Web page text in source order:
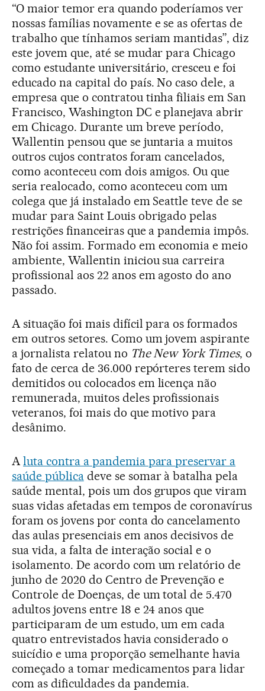
“O maior temor era quando poderíamos ver
nossas famílias novamente e se as ofertas de
trabalho que tínhamos seriam mantidas”, diz
este jovem que, até se mudar para Chicago
como estudante universitário, cresceu e foi
educado na capital do país. No caso dele, a
empresa que o contratou tinha filiais em San
Francisco, Washington DC e planejava abrir
em Chicago. Durante um breve período,
Wallentin pensou que se juntaria a muitos
outros cujos contratos foram cancelados,
como aconteceu com dois amigos. Ou que
seria realocado, como aconteceu com um
colega que já instalado em Seattle teve de se
mudar para Saint Louis obrigado pelas
restrições financeiras que a pandemia impôs.
Não foi assim. Formado em economia e meio
ambiente, Wallentin iniciou sua carreira
profissional aos 22 anos em agosto do ano
passado.
A situação foi mais difícil para os formados
em outros setores. Como um jovem aspirante
a jornalista relatou no The New York Times, o
fato de cerca de 36.000 repórteres terem sido
demitidos ou colocados em licença não
remunerada, muitos deles profissionais
veteranos, foi mais do que motivo para
desânimo.
A luta contra a pandemia para preservar a
saúde públicadeve se somar à batalha pela
saúde mental, pois um dos grupos que viram
suas vidas afetadas em tempos de coronavírus
foram os jovens por conta do cancelamento
das aulas presenciais em anos decisivos de
sua vida, a falta de interação social e o
isolamento. De acordo com um relatório de
junho de 2020 do Centro de Prevenção e
Controle de Doenças, de um total de 5.470
adultos jovens entre 18 e 24 anos que
participaram de um estudo, um em cada
quatro entrevistados havia considerado o
suicídio e uma proporção semelhante havia
começado a tomar medicamentos para lidar
com as dificuldades da pandemia.